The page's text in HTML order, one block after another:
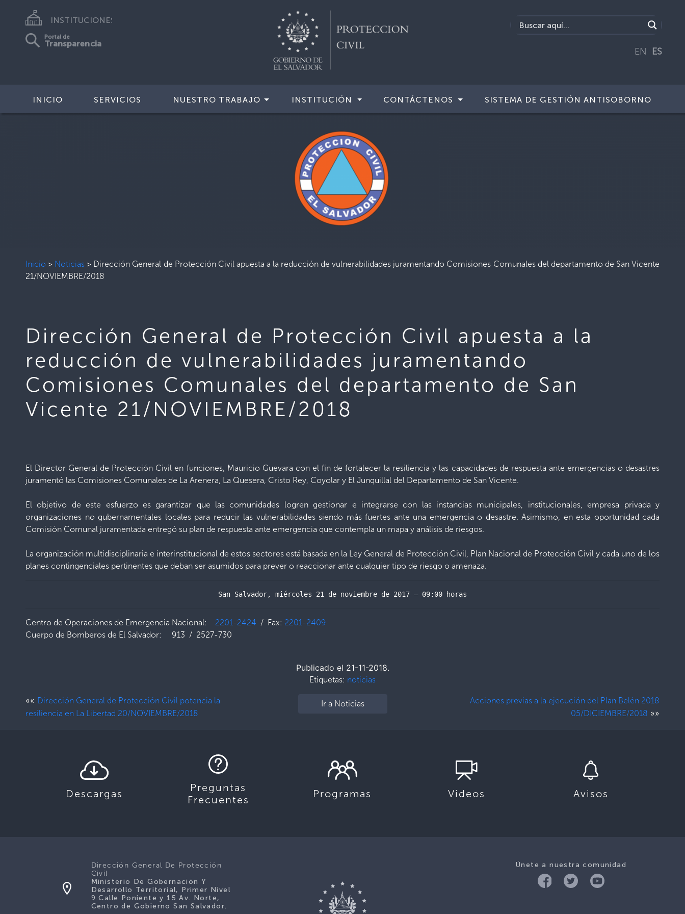
INSTITUCIONES
Portal de
Transparencia
EN ES
INICIO SERVICIOS NUESTRO TRABAJO INSTITUCIÓN CONTÁCTENOS SISTEMA DE GESTIÓN ANTISOBORNO
Inicio > Noticias > Dirección General de Protección Civil apuesta a la reducción de vulnerabilidades juramentando Comisiones Comunales del departamento de San Vicente
21/NOVIEMBRE/2018
Dirección General de Protección Civil apuesta a la
reducción de vulnerabilidades juramentando
Comisiones Comunales del departamento de San
Vicente 21/NOVIEMBRE/2018
El Director General de Protección Civil en funciones, Mauricio Guevara con el fin de fortalecer la resiliencia y las capacidades de respuesta ante emergencias o desastres
juramentó las Comisiones Comunales de La Arenera, La Quesera, Cristo Rey, Coyolar y El Junquillal del Departamento de San Vicente.
El objetivo de este esfuerzo es garantizar que las comunidades logren gestionar e integrarse con las instancias municipales, institucionales, empresa privada y
organizaciones no gubernamentales locales para reducir las vulnerabilidades siendo más fuertes ante una emergencia o desastre. Asimismo, en esta oportunidad cada
Comisión Comunal juramentada entregó su plan de respuesta ante emergencia que contempla un mapa y análisis de riesgos.
La organización multidisciplinaria e interinstitucional de estos sectores está basada en la Ley General de Protección Civil, Plan Nacional de Protección Civil y cada uno de los
planes contingenciales pertinentes que deban ser asumidos para prever o reaccionar ante cualquier tipo de riesgo o amenaza.
San Salvador, miércoles 21 de noviembre de 2017 – 09:00 horas
Centro de Operaciones de Emergencia Nacional: 2201-2424 / Fax: 2201-2409
Cuerpo de Bomberos de El Salvador: 913 / 2527-730
Publicado el 21-11-2018.
Etiquetas: noticias
«« Dirección General de Protección Civil potencia la
resiliencia en La Libertad 20/NOVIEMBRE/2018
Ir a Noticias
Acciones previas a la ejecución del Plan Belén 2018
05/DICIEMBRE/2018 »»
Descargas
Preguntas
Frecuentes
Programas Videos Avisos
Únete a nuestra comunidad
Dirección General De Protección
Civil
Ministerio De Gobernación Y
Desarrollo Territorial, Primer Nivel
9 Calle Poniente y 15 Av. Norte,
Centro de Gobierno San Salvador.